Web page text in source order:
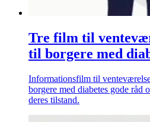
Tre film til
til borgere med
Informationsfilm til
borgere med diabetes gode råd
deres tilstand.